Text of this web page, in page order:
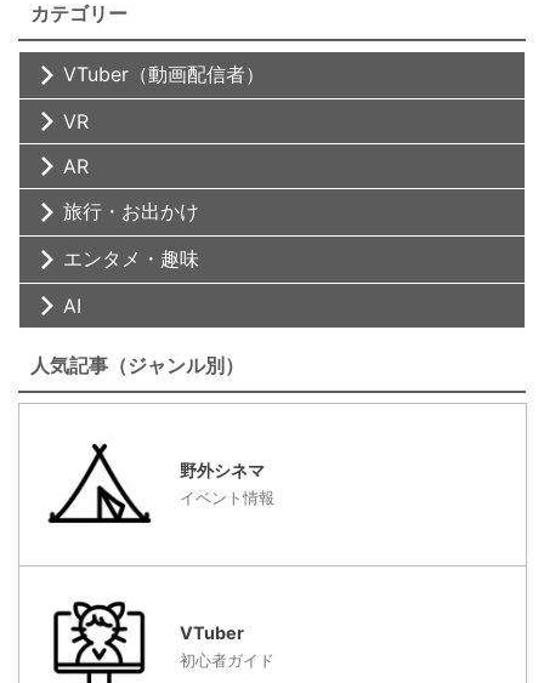
カテゴリー
VTuber（動画配信者）
VR
AR
旅行・お出かけ
エンタメ・趣味
AI
人気記事（ジャンル別）
野外シネマ
イベント情報
VTuber
初心者ガイド